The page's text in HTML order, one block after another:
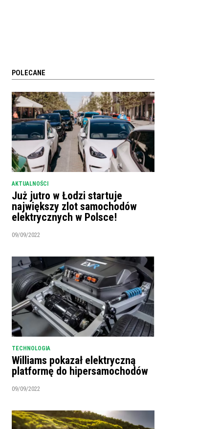
POLECANE
AKTUALNOŚCI
Już jutro w Łodzi startuje
największy zlot samochodów
elektrycznych w Polsce!
09/09/2022
TECHNOLOGIA
Williams pokazał elektryczną
platformę do hipersamochodów
09/09/2022